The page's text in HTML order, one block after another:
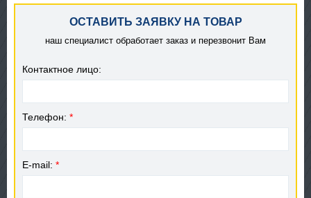
ОСТАВИТЬ ЗАЯВКУ НА ТОВАР
наш специалист обработает заказ и перезвонит Вам
Контактное лицо:
Телефон: *
E-mail: *